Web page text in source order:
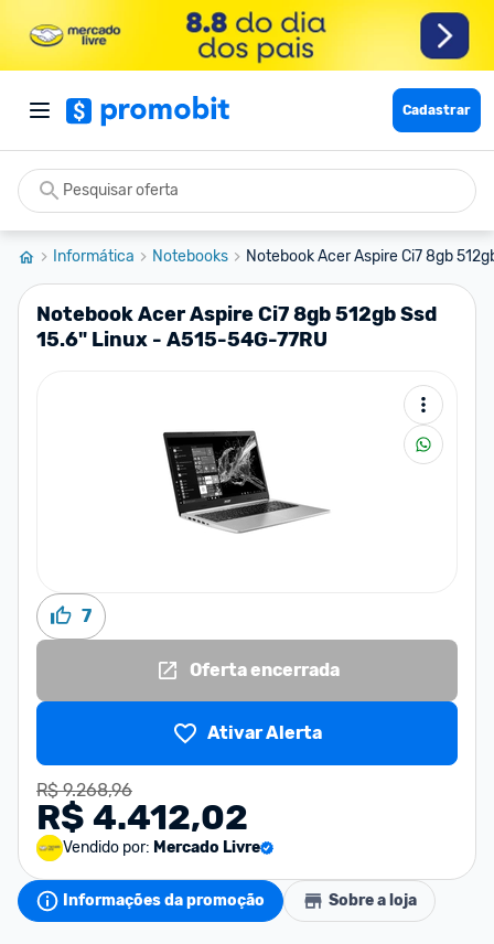
Cadastrar
Informática Notebooks Notebook Acer Aspire Ci7 8gb
Notebook Acer Aspire Ci7 8gb 512gb Ssd
15.6" Linux - A515-54G-77RU
7
Oferta encerrada
Ativar Alerta
R$ 9.268,96
R$ 4.412,02
Vendido por: Mercado Livre
Informações da promoção Sobre a loja